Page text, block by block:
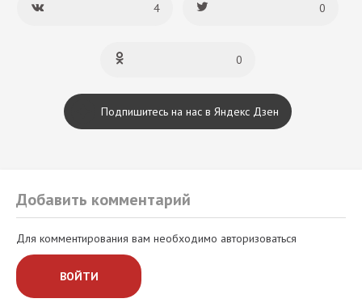
4 0
0
Подпишитесь на нас в Яндекс Дзен
Добавить комментарий
Для комментирования вам необходимо авторизоваться
ВОЙТИ